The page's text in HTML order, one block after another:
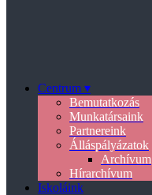
Centrum ▾
Bemutatkozás
Munkatársaink
Partnereink
Álláspályázatok
Archívum
Hírarchívum
Iskoláink